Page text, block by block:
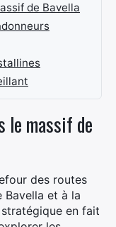
de Bavella
le massif de
des routes
Bavella et à la
en fait